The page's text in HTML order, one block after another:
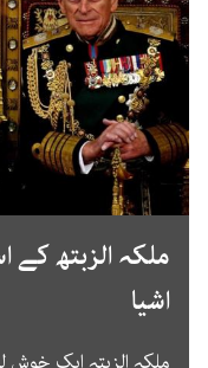
ملکہ الزبتھ کے
اشیا